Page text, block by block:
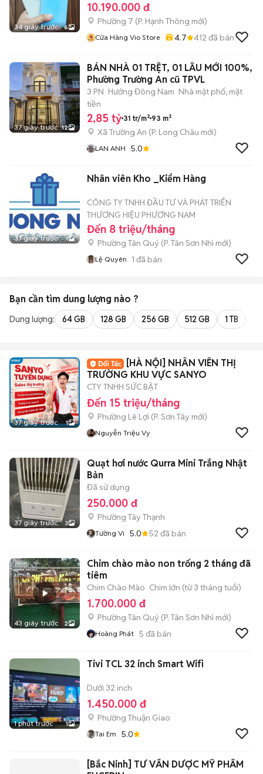
34 giây trước 6
10.190.000 đ
Phường 7 (P. Hạnh Thông mới)
Cửa Hàng Vio Store 4.7 412 đã bán
37 giây trước 12
BÁN NHÀ 01 TRỆT, 01 LẦU MỚI 100%,
Phường Trường An cũ TPVL
3 PN Hướng Đông Nam Nhà mặt phố, mặt
tiền
2,85 tỷ 31 tr/m² 93 m²
Xã Trường An (P. Long Châu mới)
LAN ANH 5.0
37 giây trước 1
Nhân viên Kho _Kiểm Hàng
CÔNG TY TNHH ĐẦU TƯ VÀ PHÁT TRIỂN
THƯƠNG HIỆU PHƯƠNG NAM
Đến 8 triệu/tháng
Phường Tân Quý (P. Tân Sơn Nhì mới)
Lệ Quyên 1 đã bán
Bạn cần tìm dung lượng nào ?
Dung lượng: 64 GB 128 GB 256 GB 512 GB 1 TB
37 giây trước 1
[HÀ NỘI] NHÂN VIÊN THỊ
TRƯỜNG KHU VỰC SANYO
CTY TNHH SỨC BẬT
Đến 15 triệu/tháng
Phường Lê Lợi (P. Sơn Tây mới)
Nguyễn Triệu Vy
37 giây trước 3
Quạt hơi nước Qurra Mini Trắng Nhật
Bản
Đã sử dụng
250.000 đ
Phường Tây Thạnh
Tường Vi 5.0 52 đã bán
43 giây trước 2
Chim chào mào non trống 2 tháng đã
tiêm
Chim Chào Mào Chim lớn (từ 3 tháng tuổi)
1.700.000 đ
Phường Tân Quý (P. Tân Sơn Nhì mới)
Hoàng Phát 5 đã bán
1 phút trước 1
Tivi TCL 32 inch Smart Wifi
Dưới 32 inch
1.450.000 đ
Phường Thuận Giao
Tai Em 5.0
[Bắc Ninh] TƯ VẤN DƯỢC MỸ PHẨM